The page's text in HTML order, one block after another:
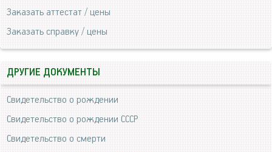
Заказать аттестат / цены
Заказать справку / цены
ДРУГИЕ ДОКУМЕНТЫ
Свидетельство о рождении
Свидетельство о рождении СССР
Свидетельство о смерти